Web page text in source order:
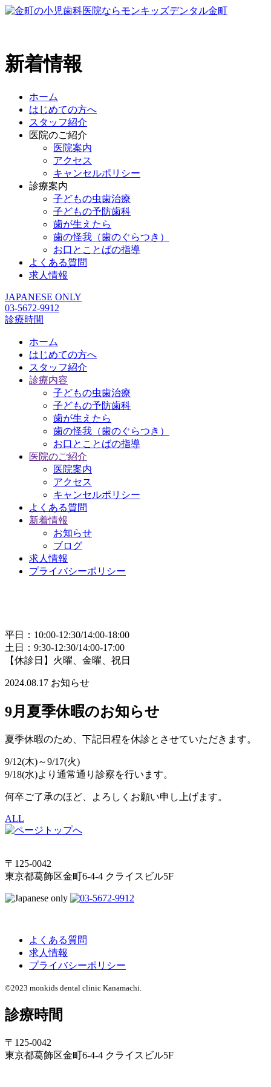
新着情報
ホーム
はじめての方へ
スタッフ紹介
医院のご紹介
医院案内
アクセス
キャンセルポリシー
診療案内
子どもの虫歯治療
子どもの予防歯科
歯が生えたら
歯の怪我（歯のぐらつき）
お口とことばの指導
よくある質問
求人情報
JAPANESE ONLY
03-5672-9912
診療時間
ホーム
はじめての方へ
スタッフ紹介
診療内容
子どもの虫歯治療
子どもの予防歯科
歯が生えたら
歯の怪我（歯のぐらつき）
お口とことばの指導
医院のご紹介
医院案内
アクセス
キャンセルポリシー
よくある質問
新着情報
お知らせ
ブログ
求人情報
プライバシーポリシー
平日：10:00-12:30/14:00-18:00
土日：9:30-12:30/14:00-17:00
【休診日】火曜、金曜、祝日
2024.08.17 お知らせ
9月夏季休暇のお知らせ
夏季休暇のため、下記日程を休診とさせていただきます。
9/12(木)～9/17(火)
9/18(水)より通常通り診察を行います。
何卒ご了承のほど、よろしくお願い申し上げます。
ALL
〒125-0042
東京都葛飾区金町6-4-4 クライスビル5F
よくある質問
求人情報
プライバシーポリシー
©2023 monkids dental clinic Kanamachi.
診療時間
〒125-0042
東京都葛飾区金町6-4-4 クライスビル5F